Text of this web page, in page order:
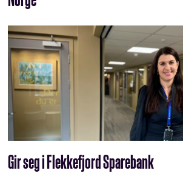
Gir seg i Flekkefjord Sparebank